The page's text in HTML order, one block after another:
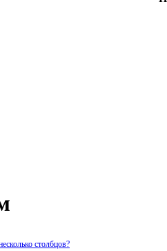
столбцов?